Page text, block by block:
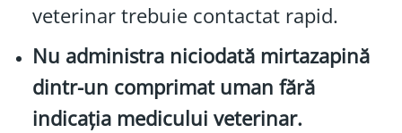
veterinar trebuie contactat rapid.
Nu administra niciodată mirtazapină
dintr-un comprimat uman fără
indicația medicului veterinar.